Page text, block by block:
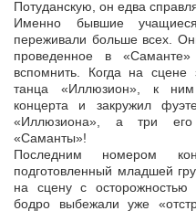
Потуданскую, он едва
Именно бывшие
переживали больше всех.
проведенное в
вспомнить. Когда на сцене
танца «Иллюзион», к ним
концерта и закружил
«Иллюзиона», а три его
«Саманты»!
Последним номером
подготовленный младшей
на сцену с
бодро выбежали уже